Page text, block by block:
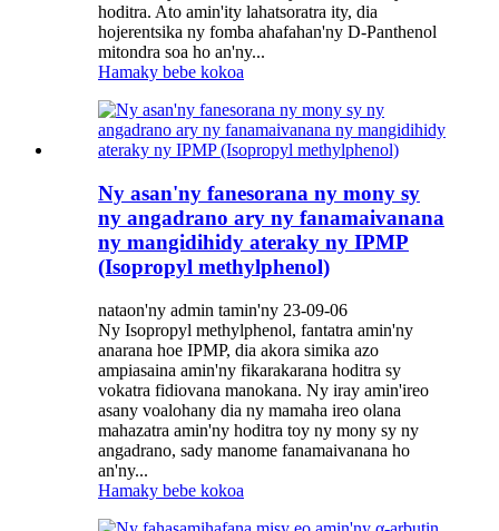
hoditra. Ato amin'ity lahatsoratra ity, dia
hojerentsika ny fomba ahafahan'ny D-Panthenol
mitondra soa ho an'ny...
Hamaky bebe kokoa
Ny asan'ny fanesorana ny mony sy
ny angadrano ary ny fanamaivanana
ny mangidihidy ateraky ny IPMP
(Isopropyl methylphenol)
nataon'ny admin tamin'ny 23-09-06
Ny Isopropyl methylphenol, fantatra amin'ny
anarana hoe IPMP, dia akora simika azo
ampiasaina amin'ny fikarakarana hoditra sy
vokatra fidiovana manokana. Ny iray amin'ireo
asany voalohany dia ny mamaha ireo olana
mahazatra amin'ny hoditra toy ny mony sy ny
angadrano, sady manome fanamaivanana ho
an'ny...
Hamaky bebe kokoa